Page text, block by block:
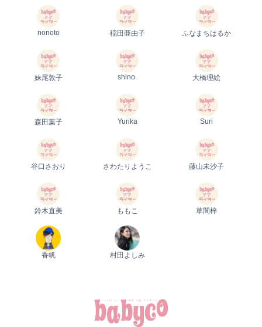
nonoto 稲田亜由子 ふなまちはるか
妹尾敦子 shino. 大橋理絵
森田葉子 Yurika Suri
谷口さおり さわたりようこ 藤山未沙子
鈴木直美 ももこ 草間梓
香帆 村田よしみ